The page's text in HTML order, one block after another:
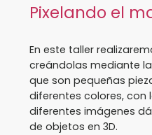
Pixelando el
En este taller
creándolas mediante
que son pequeñas
diferentes colores,
diferentes imágenes
de objetos en 3D.